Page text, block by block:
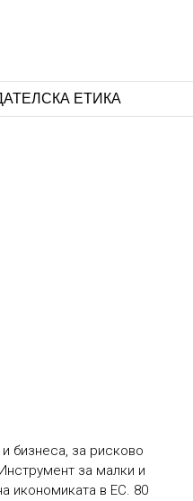
ЕТИКА
бизнеса, за рисково
за малки и
икономиката в ЕС. 80